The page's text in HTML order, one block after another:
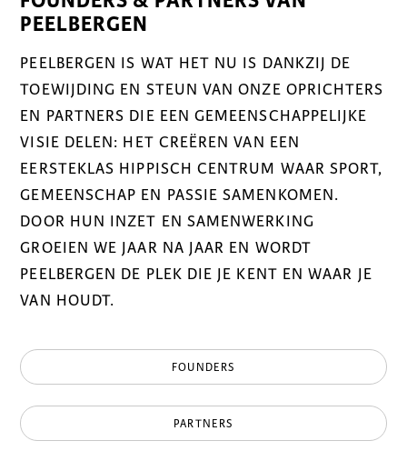
PEELBERGEN
PEELBERGEN IS WAT HET NU IS DANKZIJ DE
TOEWIJDING EN STEUN VAN ONZE OPRICHTERS
EN PARTNERS DIE EEN GEMEENSCHAPPELIJKE
VISIE DELEN: HET CREËREN VAN EEN
EERSTEKLAS HIPPISCH CENTRUM WAAR SPORT,
GEMEENSCHAP EN PASSIE SAMENKOMEN.
DOOR HUN INZET EN SAMENWERKING
GROEIEN WE JAAR NA JAAR EN WORDT
PEELBERGEN DE PLEK DIE JE KENT EN WAAR JE
VAN HOUDT.
FOUNDERS
PARTNERS